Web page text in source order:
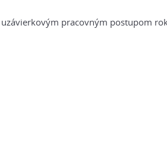
pracovným postupom